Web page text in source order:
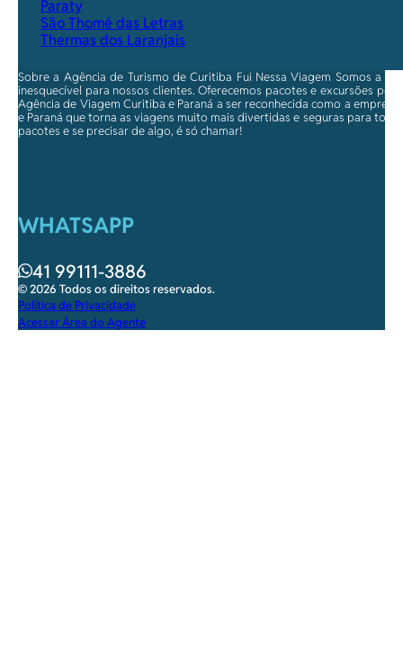
Paraty
São Thomé das Letras
Thermas dos Laranjais
Sobre a Agência de Turismo de Curitiba Fui Nessa Viagem Somos a
inesquecível para nossos clientes. Oferecemos pacotes e excursões
Agência de Viagem Curitiba e Paraná a ser reconhecida como a
e Paraná que torna as viagens muito mais divertidas e seguras para
pacotes e se precisar de algo, é só chamar!
WHATSAPP
41 99111-3886
© 2026 Todos os direitos reservados.
Política de Privacidade
Acessar Área do Agente